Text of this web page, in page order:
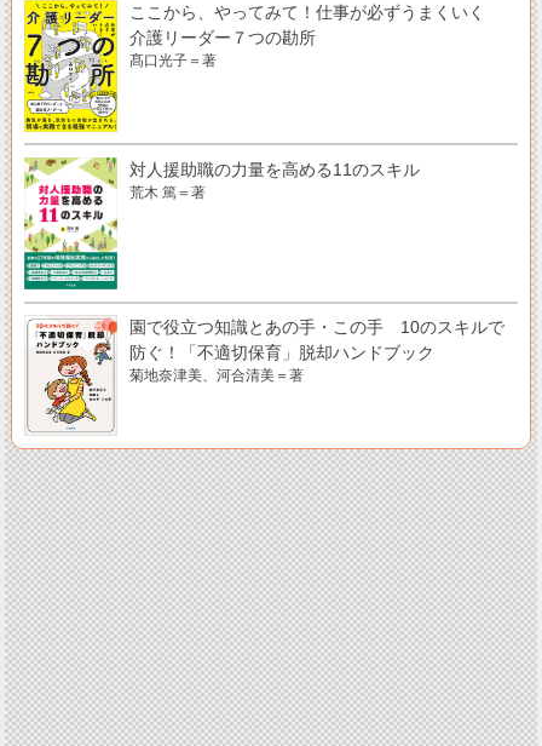
ここから、やってみて！仕事が必ずうまくいく
介護リーダー７つの勘所
髙口光子＝著
対人援助職の力量を高める11のスキル
荒木 篤＝著
園で役立つ知識とあの手・この手 10のスキルで
防ぐ！「不適切保育」脱却ハンドブック
菊地奈津美、河合清美＝著